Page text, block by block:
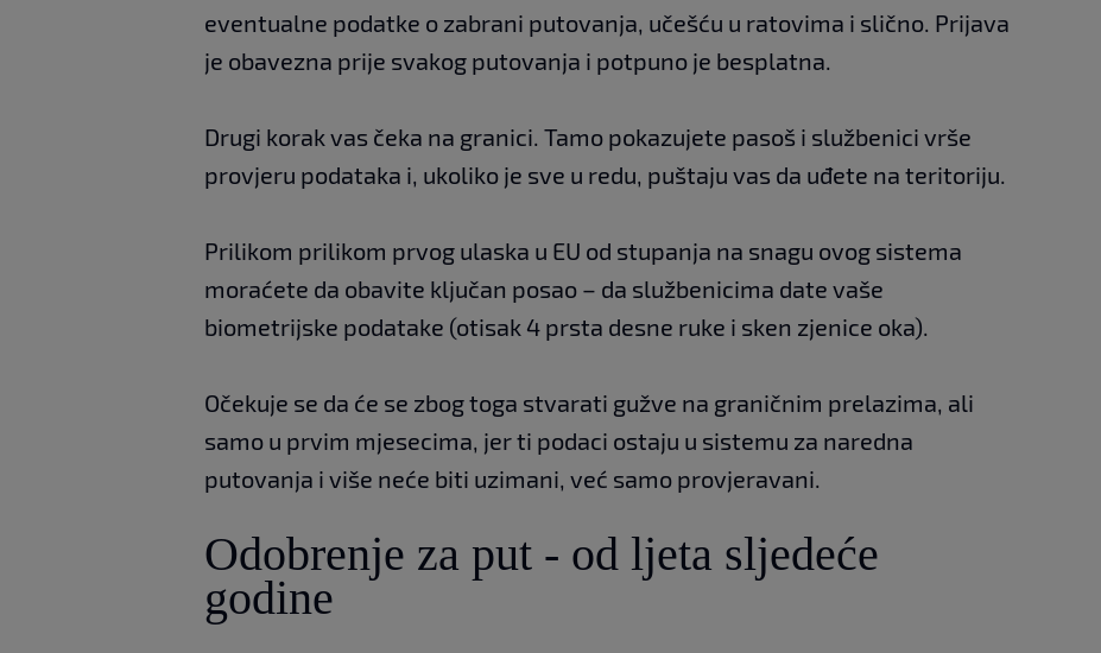
eventualne podatke o zabrani putovanja, učešću u ratovima i slično. Prijava
je obavezna prije svakog putovanja i potpuno je besplatna.
Drugi korak vas čeka na granici. Tamo pokazujete pasoš i službenici vrše
provjeru podataka i, ukoliko je sve u redu, puštaju vas da uđete na teritoriju.
Prilikom prilikom prvog ulaska u EU od stupanja na snagu ovog sistema
moraćete da obavite ključan posao – da službenicima date vaše
biometrijske podatake (otisak 4 prsta desne ruke i sken zjenice oka).
Očekuje se da će se zbog toga stvarati gužve na graničnim prelazima, ali
samo u prvim mjesecima, jer ti podaci ostaju u sistemu za naredna
putovanja i više neće biti uzimani, već samo provjeravani.
Odobrenje za put - od ljeta sljedeće
godine